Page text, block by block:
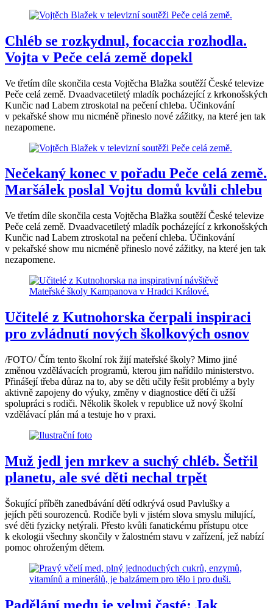
Chléb se rozkydnul, focaccia rozhodla.
Vojta v Peče celá země dopekl
Ve třetím díle skončila cesta Vojtěcha Blažka soutěží České televize
Peče celá země. Dvaadvacetiletý mladík pocházející z krkonošských
Kunčic nad Labem ztroskotal na pečení chleba. Účinkování
v pekařské show mu nicméně přineslo nové zážitky, na které jen tak
nezapomene.
Nečekaný konec v pořadu Peče celá země.
Maršálek poslal Vojtu domů kvůli chlebu
Ve třetím díle skončila cesta Vojtěcha Blažka soutěží České televize
Peče celá země. Dvaadvacetiletý mladík pocházející z krkonošských
Kunčic nad Labem ztroskotal na pečení chleba. Účinkování
v pekařské show mu nicméně přineslo nové zážitky, na které jen tak
nezapomene.
Učitelé z Kutnohorska čerpali inspiraci
pro zvládnutí nových školkových osnov
/FOTO/ Čím tento školní rok žijí mateřské školy? Mimo jiné
změnou vzdělávacích programů, kterou jim nařídilo ministerstvo.
Přinášejí třeba důraz na to, aby se děti učily řešit problémy a byly
aktivně zapojeny do výuky, změny v diagnostice dětí či užší
spolupráci s rodiči. Několik školek v republice už nový školní
vzdělávací plán má a testuje ho v praxi.
Muž jedl jen mrkev a suchý chléb. Šetřil
planetu, ale své děti nechal trpět
Šokující příběh zanedbávání dětí odkrývá osud Pavlušky a
jejích pěti sourozenců. Rodiče byli v jistém slova smyslu milující,
své děti fyzicky netýrali. Přesto kvůli fanatickému přístupu otce
k ekologii všechny skončily v žalostném stavu v zařízení, jež nabízí
pomoc ohroženým dětem.